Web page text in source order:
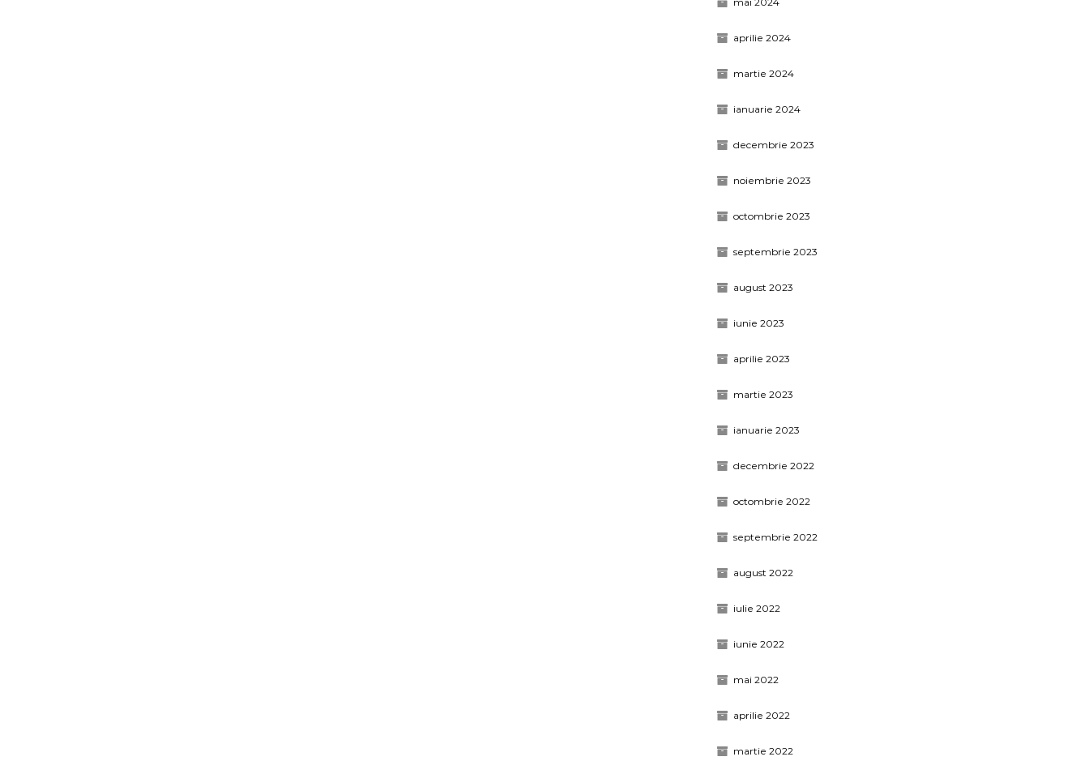
aprilie 2024
martie 2024
ianuarie 2024
decembrie 2023
noiembrie 2023
octombrie 2023
septembrie 2023
august 2023
iunie 2023
aprilie 2023
martie 2023
ianuarie 2023
decembrie 2022
octombrie 2022
septembrie 2022
august 2022
iulie 2022
iunie 2022
mai 2022
aprilie 2022
martie 2022